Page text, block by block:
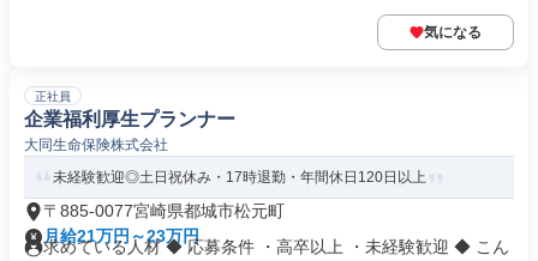
気になる
正社員
企業福利厚生プランナー
大同生命保険株式会社
未経験歓迎◎土日祝休み・17時退勤・年間休日120日以上
〒885-0077宮崎県都城市松元町
月給21万円～23万円
求めている人材 ◆ 応募条件 ・高卒以上 ・未経験歓迎 ◆ こん